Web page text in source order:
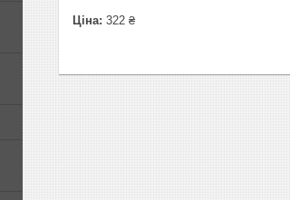
Ціна: 322 ₴